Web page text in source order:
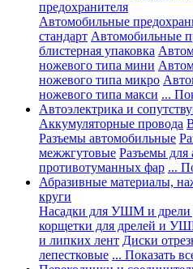
предохранителя
Автомобильные
стандарт Автомобильные
блистерная упаковка
ножевого типа мини
ножевого типа микро
ножевого типа макси ...
Автоэлектрика и
Аккумуляторные провода
Разъемы автомобильные
межжгутовые Разъемы для
противотуманных фар ...
Абразивные материалы,
круги
Насадки для УШМ и дрели
корщетки для дрелей и
и липких лент Диски
лепестковые ... Показать